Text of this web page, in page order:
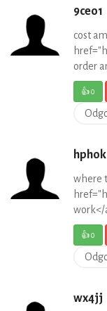
9ceo1
cost
order
👍0
hphok
where
work</
👍0
wx4jj